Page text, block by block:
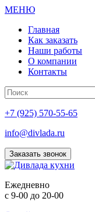
МЕНЮ
Главная
Как заказать
Наши работы
О компании
Контакты
+7 (925) 570-55-65
info@divlada.ru
Заказать звонок
Ежедневно
с 9-00 до 20-00